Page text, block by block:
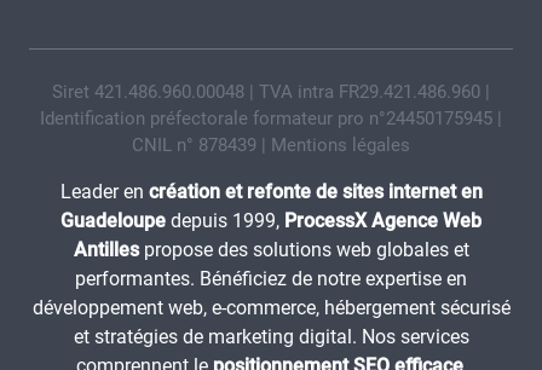
Siret 421.486.960.00048 | TVA intra FR29.421.486.960 |
Identification préfectorale formateur pro n°24450175945 |
CNIL n° 878439 | Mentions légales
Leader en création et refonte de sites internet en
Guadeloupe depuis 1999, ProcessX Agence Web
Antillespropose des solutions web globales et
performantes. Bénéficiez de notre expertise en
développement web, e-commerce, hébergement sécurisé
et stratégies de marketing digital. Nos services